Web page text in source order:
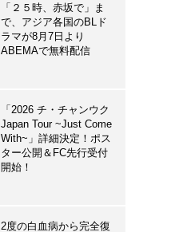
「２５時、赤坂で」ま
で、アジア各国のBLド
ラマが8月7日より
ABEMAで無料配信
「2026 チ・チャンウク
Japan Tour ~Just Come
With~」詳細決定！ポス
ター公開＆FC先行受付
開始！
2度の白血病から完全復